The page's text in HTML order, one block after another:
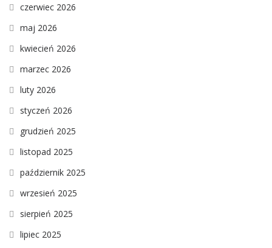
czerwiec 2026
maj 2026
kwiecień 2026
marzec 2026
luty 2026
styczeń 2026
grudzień 2025
listopad 2025
październik 2025
wrzesień 2025
sierpień 2025
lipiec 2025